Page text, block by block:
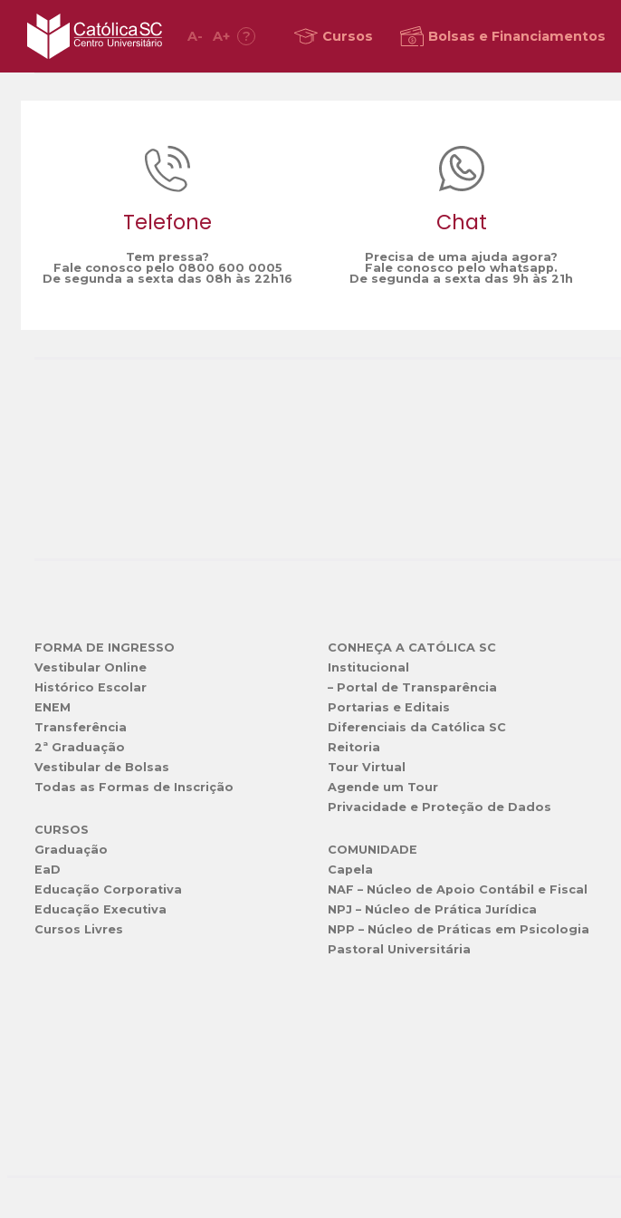
A- A+ ? Cursos Bolsas e Financiamentos
Home Artigo 170
Telefone
Tem pressa?
Fale conosco pelo 0800 600 0005
De segunda a sexta das 08h às 22h16
Chat
Precisa de uma ajuda agora?
Fale conosco pelo whatsapp.
De segunda a sexta das 9h às 21h
FORMA DE INGRESSO
Vestibular Online
Histórico Escolar
ENEM
Transferência
2ª Graduação
Vestibular de Bolsas
Todas as Formas de Inscrição
CURSOS
Graduação
EaD
Educação Corporativa
Educação Executiva
Cursos Livres
CONHEÇA A CATÓLICA SC
Institucional
– Portal de Transparência
Portarias e Editais
Diferenciais da Católica SC
Reitoria
Tour Virtual
Agende um Tour
Privacidade e Proteção de Dados
COMUNIDADE
Capela
NAF – Núcleo de Apoio Contábil e Fiscal
NPJ – Núcleo de Prática Jurídica
NPP – Núcleo de Práticas em Psicologia
Pastoral Universitária